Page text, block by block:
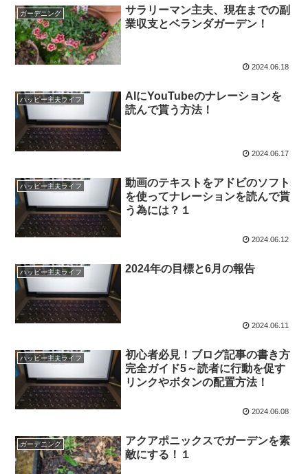
ガーデニング
サラリーマン主夫、現在までの副
業収支とベランダガーデン！
2024.06.18
ハッピー主夫ライフ
AIにYouTubeのナレーションを
読んで貰う方法！
2024.06.17
ハッピー主夫ライフ
動画のテキストをアドビのソフト
を使ってナレーションを読んで貰
う為には？１
2024.06.12
ハッピー主夫ライフ 2024年の目標と6月の報告
2024.06.11
ハッピー主夫ライフ
初心者必見！ブログ記事の書き方
完全ガイド5～読者に行動を促す
リンクやボタンの配置方法！
2024.06.08
ガーデニング
アクアポニックスでガーデンを素
敵にする！１